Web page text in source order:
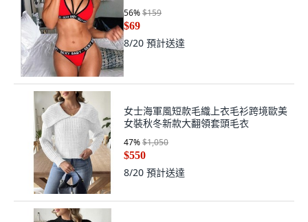
56%$159
$69
8/20 預計送達
女士海軍風短款毛織上衣毛衫跨境歐美
女裝秋冬新款大翻領套頭毛衣
47%$1,050
$550
8/20 預計送達